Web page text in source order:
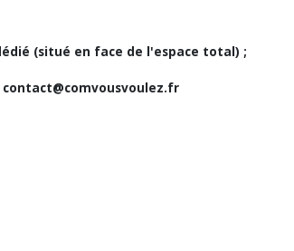
(situé en face de l'espace total) ;